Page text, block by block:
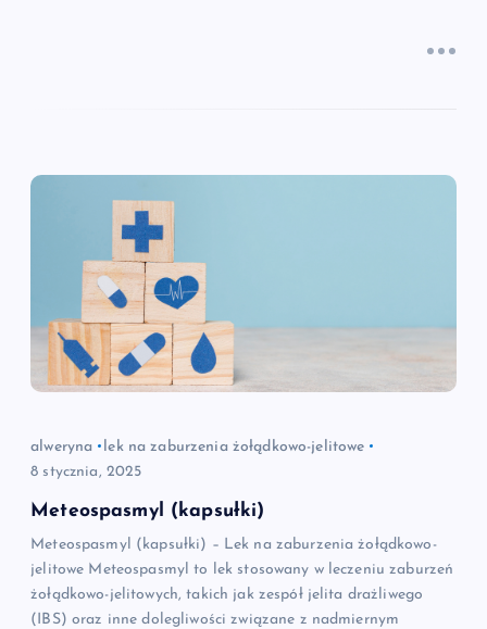
alweryna
lek na zaburzenia żołądkowo-jelitowe
8 stycznia, 2025
Meteospasmyl (kapsułki)
Meteospasmyl (kapsułki) – Lek na zaburzenia żołądkowo-
jelitowe Meteospasmyl to lek stosowany w leczeniu zaburzeń
żołądkowo-jelitowych, takich jak zespół jelita drażliwego
(IBS) oraz inne dolegliwości związane z nadmiernym